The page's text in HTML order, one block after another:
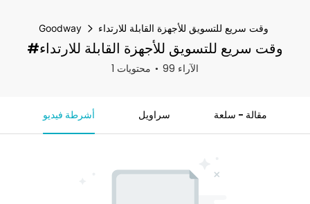
Goodway وقت سريع للتسويق للأجهزة القابلة للارتداء
#وقت سريع للتسويق للأجهزة القابلة للارتداء
1 محتويات 99 الآراء
أشرطة فيديو سراويل مقالة - سلعة